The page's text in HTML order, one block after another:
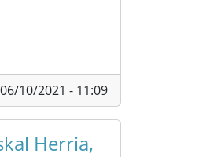
10/2021 - 11:09
Herria,